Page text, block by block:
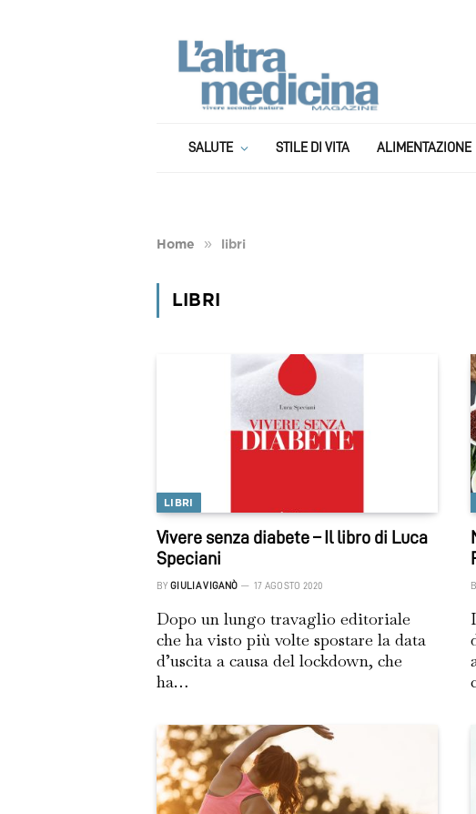
SALUTE STILE DI VITA ALIMENTAZIONE
Home » libri
LIBRI
LIBRI
Vivere senza diabete – Il libro di Luca
Speciani
BY GIULIA VIGANÒ 17 AGOSTO 2020
Dopo un lungo travaglio editoriale
che ha visto più volte spostare la data
d’uscita a causa del lockdown, che
ha…